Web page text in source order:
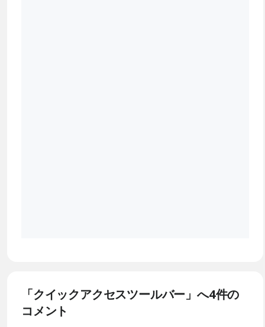
「クイックアクセスツールバー」へ4件の
コメント